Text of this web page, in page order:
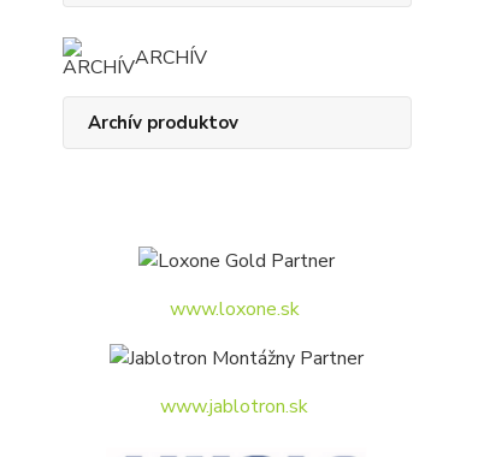
ARCHÍV
Archív produktov
www.loxone.sk
www.jablotron.sk